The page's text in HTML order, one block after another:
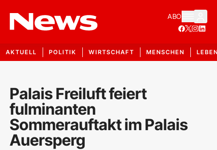
ABO
AKTUELL POLITIK WIRTSCHAFT MENSCHEN
Palais Freiluft feiert
fulminanten
Sommerauftakt im Palais
Auersperg